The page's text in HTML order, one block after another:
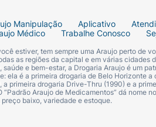
Manipulação Aplicativo
Médico Trabalhe Conosco
estiver, tem sempre uma Araujo perto de
as regiões da capital e em várias
e bem-estar, a Drogaria Araujo é um
ela é a primeira drogaria de Belo Horizonte
a primeira drogaria Drive-Thru (1990) e a
“Padrão Araujo de Medicamentos” dá
baixo, variedade e estoque.